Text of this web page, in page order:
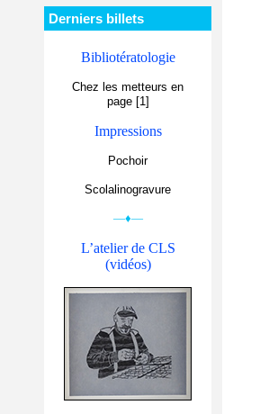
Derniers billets
Bibliotératologie
Chez les metteurs en
page [1]
Impressions
Pochoir
Scolalinogravure
—♦—
L’atelier de CLS
(vidéos)